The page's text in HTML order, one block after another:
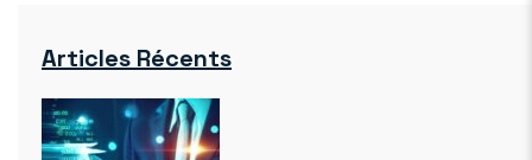
Articles Récents